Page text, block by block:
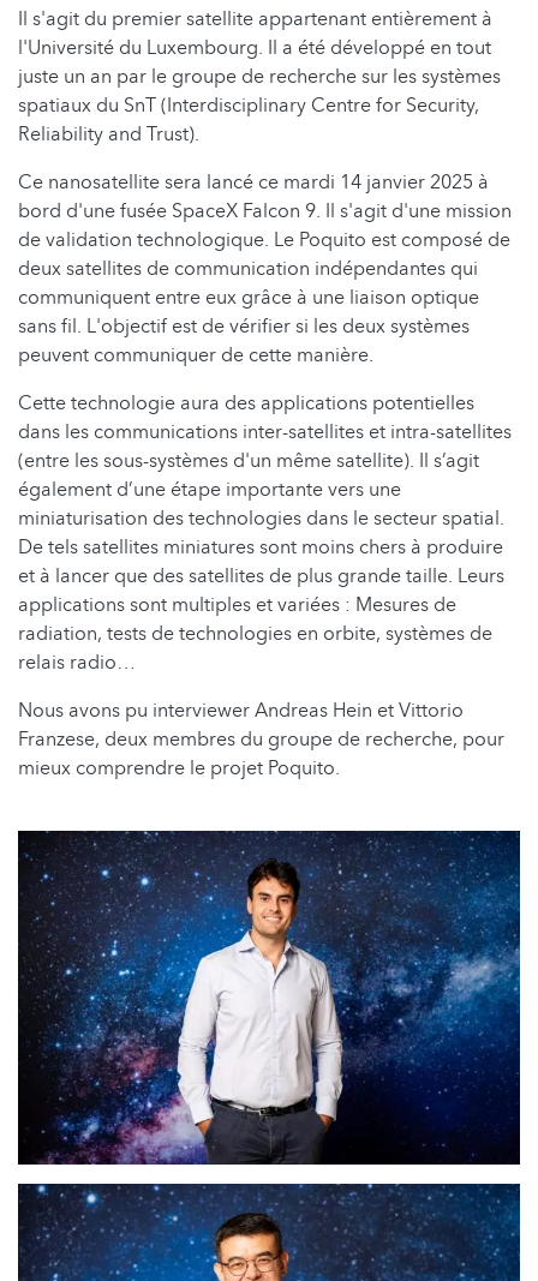
Il s'agit du premier satellite appartenant entièrement à
l'Université du Luxembourg. Il a été développé en tout
juste un an par le groupe de recherche sur les systèmes
spatiaux du SnT (Interdisciplinary Centre for Security,
Reliability and Trust).
Ce nanosatellite sera lancé ce mardi 14 janvier 2025 à
bord d'une fusée SpaceX Falcon 9. Il s'agit d'une mission
de validation technologique. Le Poquito est composé de
deux satellites de communication indépendantes qui
communiquent entre eux grâce à une liaison optique
sans fil. L'objectif est de vérifier si les deux systèmes
peuvent communiquer de cette manière.
Cette technologie aura des applications potentielles
dans les communications inter-satellites et intra-satellites
(entre les sous-systèmes d'un même satellite). Il s’agit
également d’une étape importante vers une
miniaturisation des technologies dans le secteur spatial.
De tels satellites miniatures sont moins chers à produire
et à lancer que des satellites de plus grande taille. Leurs
applications sont multiples et variées : Mesures de
radiation, tests de technologies en orbite, systèmes de
relais radio…
Nous avons pu interviewer Andreas Hein et Vittorio
Franzese, deux membres du groupe de recherche, pour
mieux comprendre le projet Poquito.